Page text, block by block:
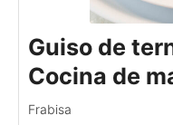
Guiso de
Cocina de
Frabisa